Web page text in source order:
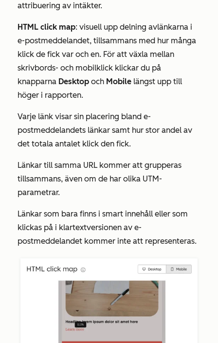
attribuering av intäkter.
HTML click map: visuell upp delning avlänkarna i
e-postmeddelandet, tillsammans med hur många
klick de fick var och en. För att växla mellan
skrivbords- och mobilklick klickar du på
knapparna Desktop och Mobile längst upp till
höger i rapporten.
Varje länk visar sin placering bland e-
postmeddelandets länkar samt hur stor andel av
det totala antalet klick den fick.
Länkar till samma URL kommer att grupperas
tillsammans, även om de har olika UTM-
parametrar.
Länkar som bara finns i smart innehåll eller som
klickas på i klartextversionen av e-
postmeddelandet kommer inte att representeras.